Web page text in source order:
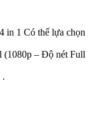
in 1 Có thể lựa chọn
(1080p – Độ nét Full
.